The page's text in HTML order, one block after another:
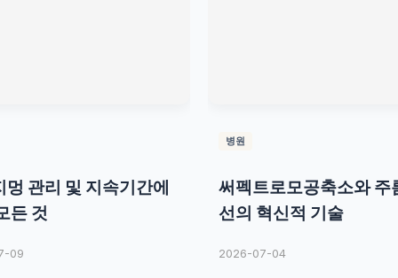
멍 관리 및 지속기간에
든 것
09
병원
써펙트로모공축소와 주
선의 혁신적 기술
2026-07-04